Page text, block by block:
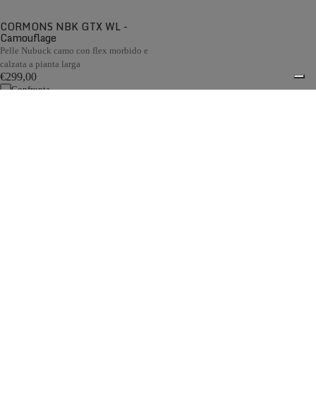
CORMONS NBK GTX WL -
Camouflage
Pelle Nubuck camo con flex morbido e
calzata a pianta larga
€299,00
Confronta